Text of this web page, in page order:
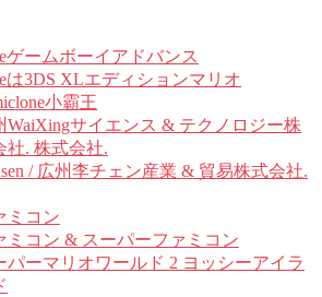
ゲームボーイアドバンス
は3DS XLエディションマリオ
小霸王
WaiXingサイエンス & テクノロジー株
社. 株式会社.
/ 広州李チェン産業 & 貿易株式会社.
ミコン
ミコン & スーパーファミコン
パーマリオワールド 2 ヨッシーアイラ